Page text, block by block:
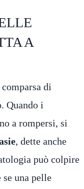
A
di
Quando i
a rompersi, si
, dette anche
può colpire
una pelle